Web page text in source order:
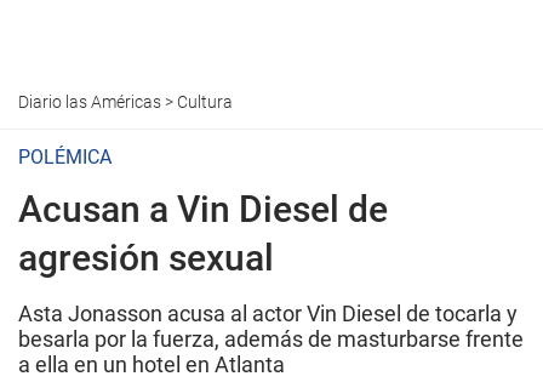
Diario las Américas> Cultura
POLÉMICA
Acusan a Vin Diesel de
agresión sexual
Asta Jonasson acusa al actor Vin Diesel de tocarla y
besarla por la fuerza, además de masturbarse frente
a ella en un hotel en Atlanta